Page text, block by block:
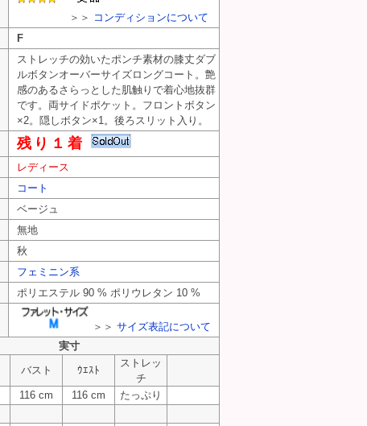
＞＞ コンディションについて
F
ストレッチの効いたポンチ素材の膝丈ダブ
ルボタンオーバーサイズロングコート。艶
感のあるさらっとした肌触りで着心地抜群
です。両サイドポケット。フロントボタン
×2。隠しボタン×1。後ろスリット入り。
残り１着
レディース
コート
ベージュ
無地
秋
フェミニン系
ポリエステル 90 % ポリウレタン 10 %
＞＞ サイズ表記について
実寸
バスト ｳｴｽﾄ
ストレッ
チ
116 cm 116 cm
たっぷり